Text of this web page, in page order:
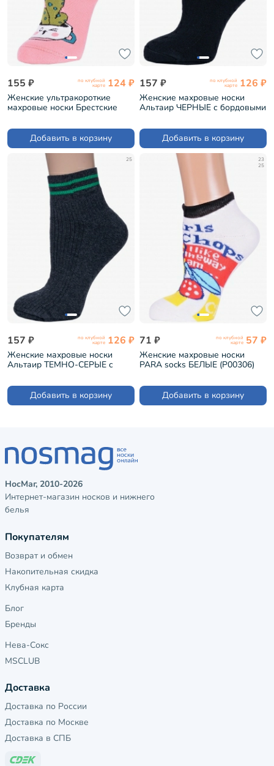
155 ₽ по клубной
карте 124 ₽
Женские ультракороткие
махровые носки Брестские
ПЕРСИКОВЫЕ (20С1430)
Добавить в корзину
157 ₽ по клубной
карте 126 ₽
Женские махровые носки
Альтаир ЧЕРНЫЕ с бордовыми
Добавить в корзину
25
157 ₽ по клубной
карте 126 ₽
Женские махровые носки
Альтаир ТЕМНО-СЕРЫЕ с
Добавить в корзину
23
25
71 ₽ по клубной
карте 57 ₽
Женские махровые носки
PARA socks БЕЛЫЕ (P00306)
Добавить в корзину
НосМаг, 2010-2026
Интернет-магазин носков и нижнего
белья
Покупателям
Возврат и обмен
Накопительная скидка
Клубная карта
Блог
Бренды
Нева-Сокс
MSCLUB
Доставка
Доставка по России
Доставка по Москве
Доставка в СПБ